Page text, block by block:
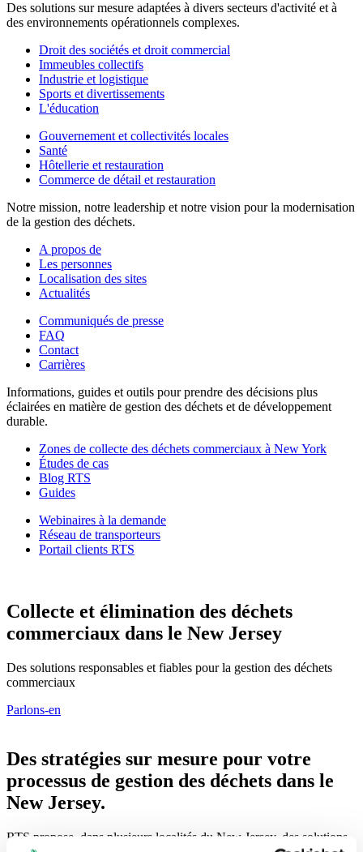
Des solutions sur mesure adaptées à divers secteurs d'activité et à
des environnements opérationnels complexes.
Droit des sociétés et droit commercial
Immeubles collectifs
Industrie et logistique
Sports et divertissements
L'éducation
Gouvernement et collectivités locales
Santé
Hôtellerie et restauration
Commerce de détail et restauration
Notre mission, notre leadership et notre vision pour la modernisation
de la gestion des déchets.
A propos de
Les personnes
Localisation des sites
Actualités
Communiqués de presse
FAQ
Contact
Carrières
Informations, guides et outils pour prendre des décisions plus
éclairées en matière de gestion des déchets et de développement
durable.
Zones de collecte des déchets commerciaux à New York
Études de cas
Blog RTS
Guides
Webinaires à la demande
Réseau de transporteurs
Portail clients RTS
Collecte et élimination des déchets
commerciaux dans le New Jersey
Des solutions responsables et fiables pour la gestion des déchets
commerciaux
Parlons-en
Des stratégies sur mesure pour votre
processus de gestion des déchets dans le
New Jersey.
RTS propose, dans plusieurs localités du New Jersey, des solutions